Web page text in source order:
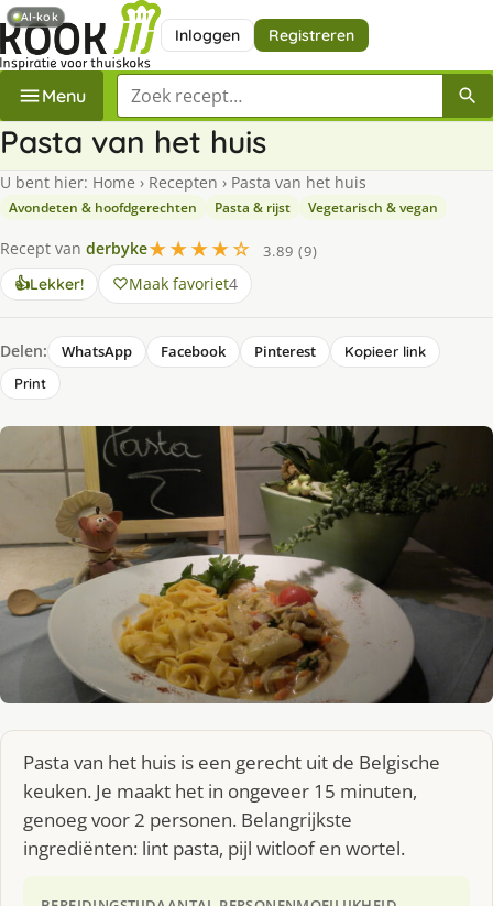
Inloggen Registreren
Menu Zoek een recept
Pasta van het huis
U bent hier: Home › Recepten › Pasta van het huis
Avondeten & hoofdgerechten Pasta & rijst Vegetarisch & vegan
Recept van derbyke★★★★☆
3.89 (9)
👍Lekker! Maak favoriet4
Delen: WhatsApp Facebook Pinterest
Kopieer link
Print
Pasta van het huis is een gerecht uit de Belgische
keuken. Je maakt het in ongeveer 15 minuten,
genoeg voor 2 personen. Belangrijkste
ingrediënten: lint pasta, pijl witloof en wortel.
AI-kok